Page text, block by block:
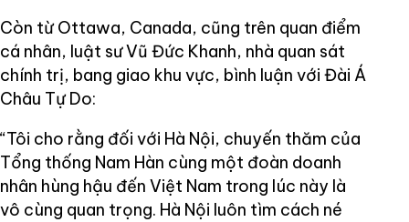
Còn từ Ottawa, Canada, cũng trên quan điểm
cá nhân, luật sư Vũ Đức Khanh, nhà quan sát
chính trị, bang giao khu vực, bình luận với Đài Á
Châu Tự Do:
“Tôi cho rằng đối với Hà Nội, chuyến thăm của
Tổng thống Nam Hàn cùng một đoàn doanh
nhân hùng hậu đến Việt Nam trong lúc này là
vô cùng quan trọng. Hà Nội luôn tìm cách né